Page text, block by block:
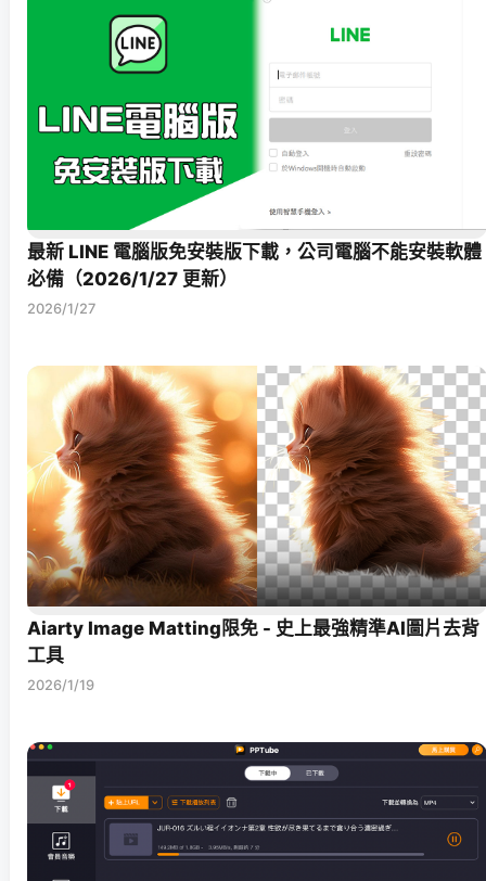
最新 LINE 電腦版免安裝版下載，公司電腦不能安裝軟體
必備（2026/1/27 更新）
2026/1/27
Aiarty Image Matting限免 - 史上最強精準AI圖片去背
工具
2026/1/19